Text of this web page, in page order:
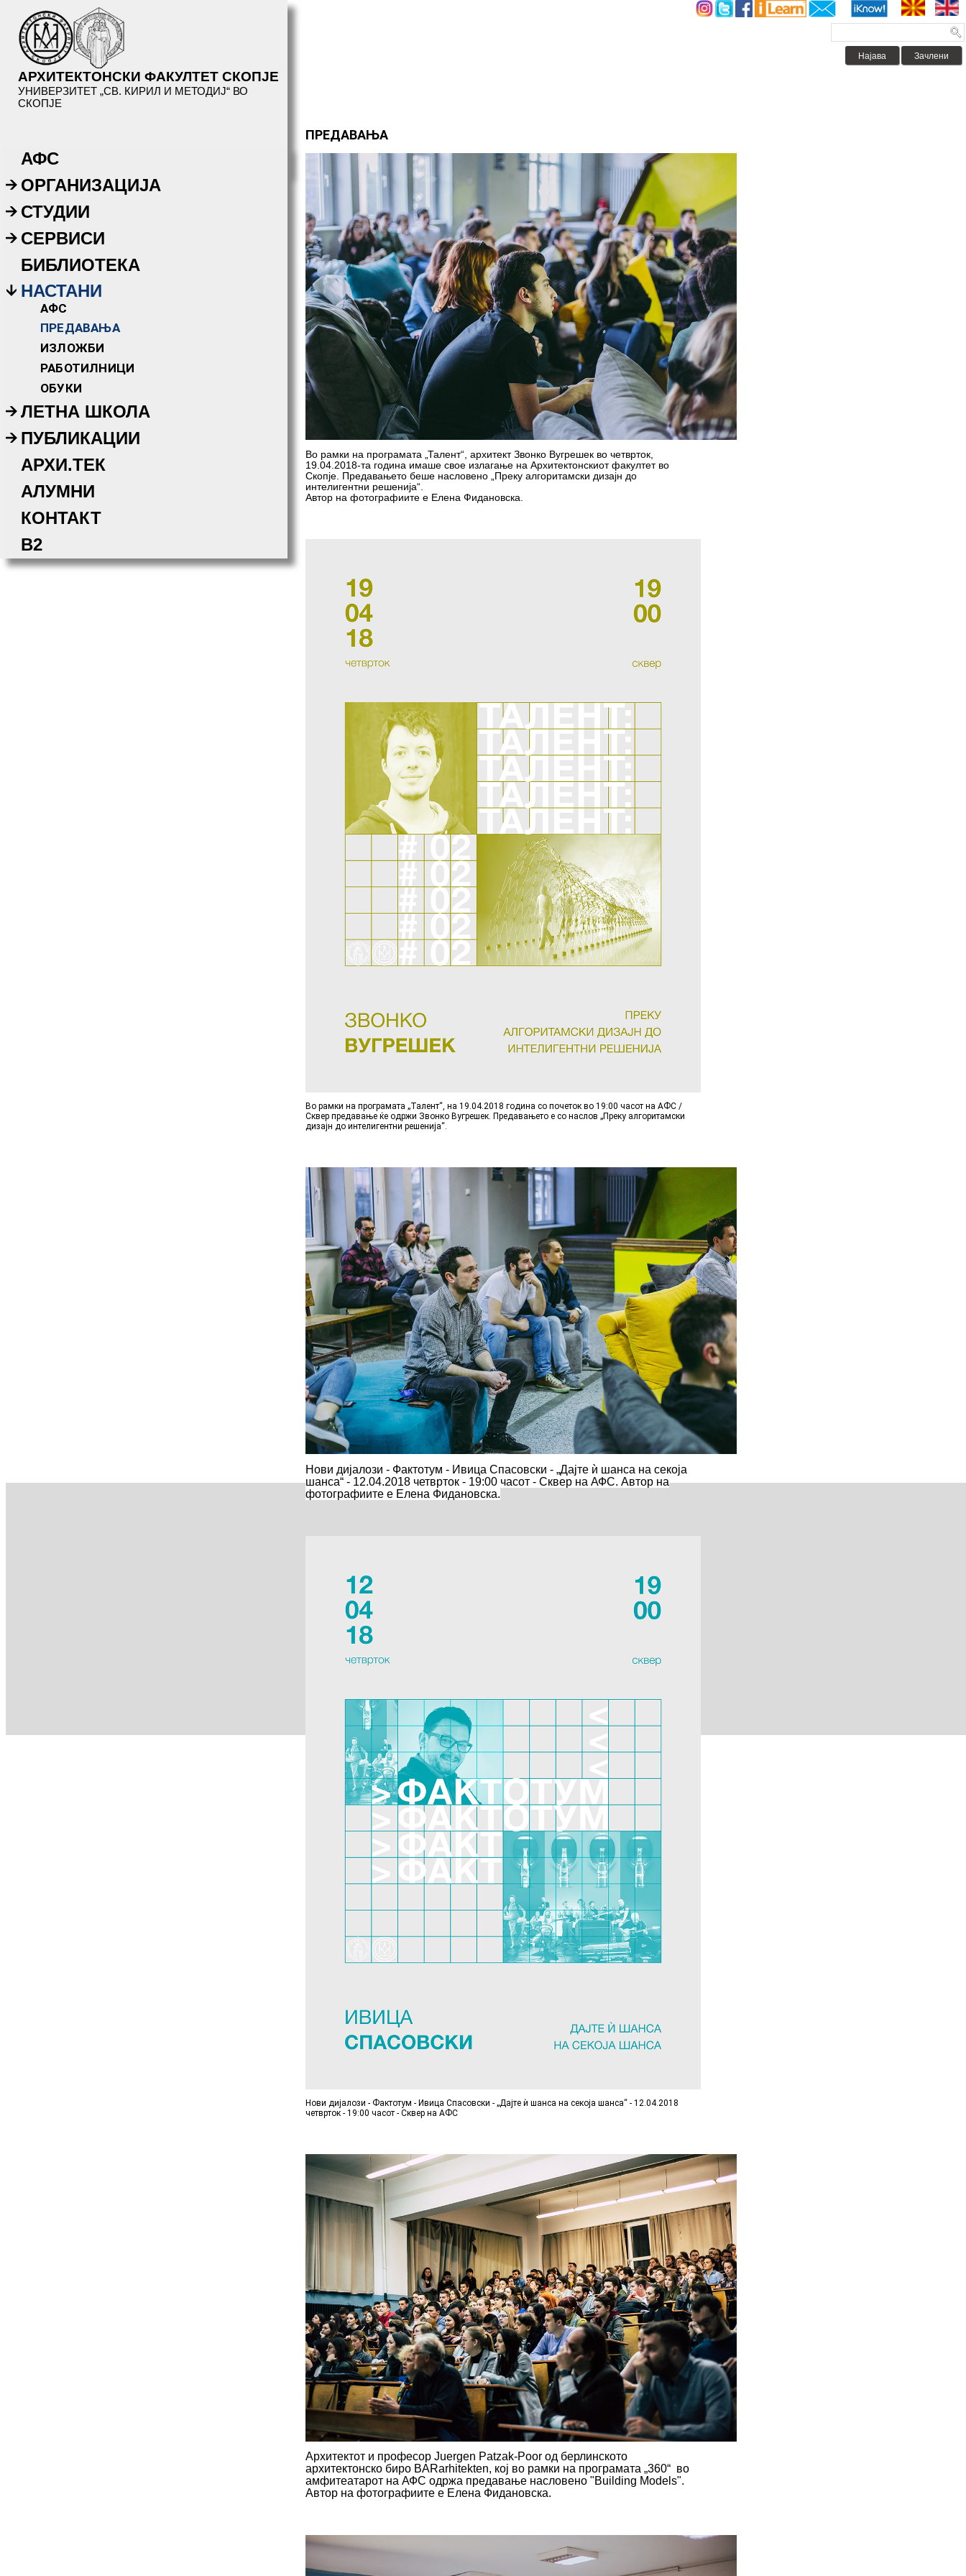
АРХИТЕКТОНСКИ ФАКУЛТЕТ СКОПЈЕ
УНИВЕРЗИТЕТ „СВ. КИРИЛ И МЕТОДИЈ“ ВО
СКОПЈЕ
АФС
ОРГАНИЗАЦИЈА
СТУДИИ
СЕРВИСИ
БИБЛИОТЕКА
НАСТАНИ
АФС
ПРЕДАВАЊА
ИЗЛОЖБИ
РАБОТИЛНИЦИ
ОБУКИ
ЛЕТНА ШКОЛА
ПУБЛИКАЦИИ
АРХИ.ТЕК
АЛУМНИ
КОНТАКТ
B2
Најава Зачлени
ПРЕДАВАЊА
Во рамки на програмата „Талент“, aрхитект Звонко Вугрешек во четврток,
19.04.2018-та година имаше свое излагање на Архитектонскиот факултет во
Скопје. Предавањето беше насловено „Преку алгоритамски дизајн до
интелигентни решенија“.
Автор на фотографиите е Елена Фидановска.
Во рамки на програмата „Талент“, на 19.04.2018 година со почеток во 19:00 часот на АФС /
Сквер предавање ќе одржи Звонко Вугрешек. Предавањето е со наслов „Преку алгоритамски
дизајн до интелигентни решенија“.
Нови дијалози - Фактотум - Ивица Спасовски - „Дајте ѝ шанса на секоја
шанса“ - 12.04.2018 четврток - 19:00 часот - Сквер на АФС. Автор на
фотографиите е Елена Фидановска.
Нови дијалози - Фактотум - Ивица Спасовски - „Дајте ѝ шанса на секоја шанса“ - 12.04.2018
четврток - 19:00 часот - Сквер на АФС
Aрхитектот и професор Juergen Patzak-Poor од берлинското
архитектонско биро BARаrhitekten, кој во рамки на програмата „360“ во
амфитеатарот на АФС одржа предавање насловено "Building Models".
Автор на фотографиите е Елена Фидановска.